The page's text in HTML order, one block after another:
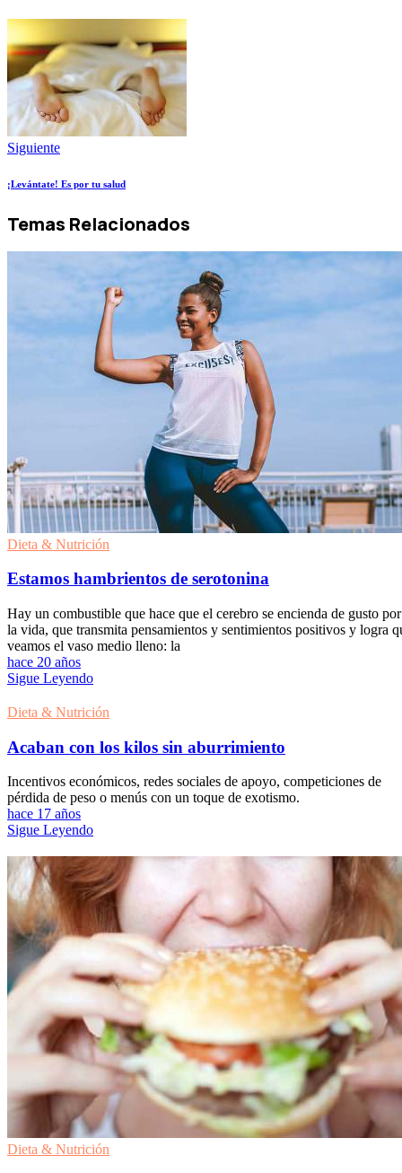
Siguiente
¡Levántate! Es por tu salud
Temas Relacionados
Dieta & Nutrición
Estamos hambrientos de serotonina
Hay un combustible que hace que el cerebro se encienda de gusto por
la vida, que transmita pensamientos y sentimientos positivos y logra
veamos el vaso medio lleno: la
hace 20 años
Sigue Leyendo
Dieta & Nutrición
Acaban con los kilos sin aburrimiento
Incentivos económicos, redes sociales de apoyo, competiciones de
pérdida de peso o menús con un toque de exotismo.
hace 17 años
Sigue Leyendo
Dieta & Nutrición